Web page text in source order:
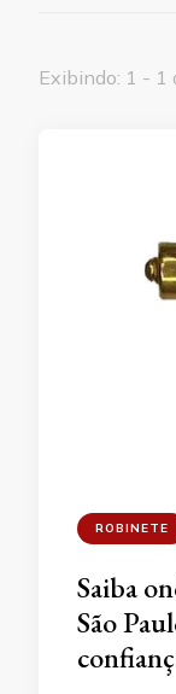
Exibindo: 1 - 1
ROBINETE
Saiba
São